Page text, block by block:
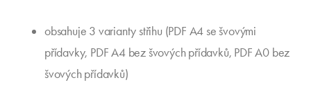
obsahuje 3 varianty střihu (PDF A4 se švovými
přídavky, PDF A4 bez švových přídavků, PDF A0 bez
švových přídavků)